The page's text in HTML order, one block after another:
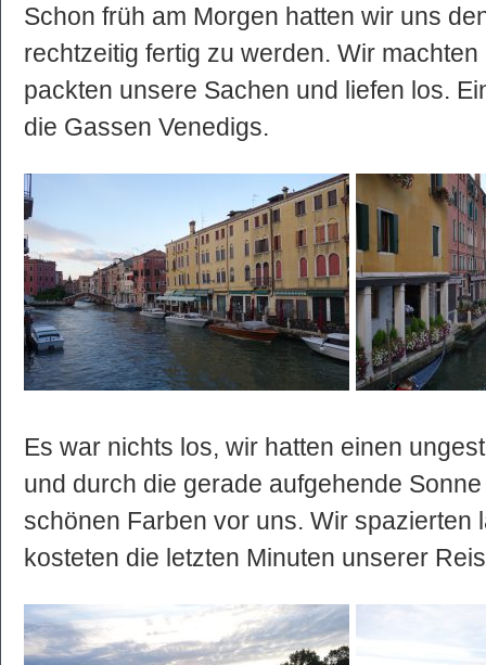
Schon früh am Morgen hatten wir uns
rechtzeitig fertig zu werden. Wir
packten unsere Sachen und liefen los.
die Gassen Venedigs.
Es war nichts los, wir hatten einen
und durch die gerade aufgehende
schönen Farben vor uns. Wir spazierten
kosteten die letzten Minuten unserer